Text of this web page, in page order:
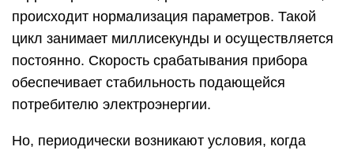
происходит нормализация параметров. Такой
цикл занимает миллисекунды и осуществляется
постоянно. Скорость срабатывания прибора
обеспечивает стабильность подающейся
потребителю электроэнергии.
Но, периодически возникают условия, когда